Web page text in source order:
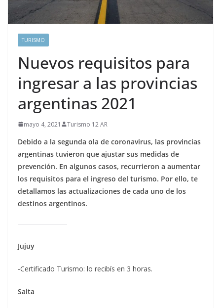
TURISMO
Nuevos requisitos para
ingresar a las provincias
argentinas 2021
mayo 4, 2021 Turismo 12 AR
Debido a la segunda ola de coronavirus, las provincias
argentinas tuvieron que ajustar sus medidas de
prevención. En algunos casos, recurrieron a aumentar
los requisitos para el ingreso del turismo. Por ello, te
detallamos las actualizaciones de cada uno de los
destinos argentinos.
Jujuy
-Certificado Turismo: lo recibís en 3 horas.
Salta